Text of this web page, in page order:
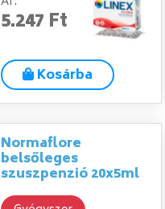
5.247 Ft
Kosárba
Normaflore
belsőleges
szuszpenzió 20x5ml